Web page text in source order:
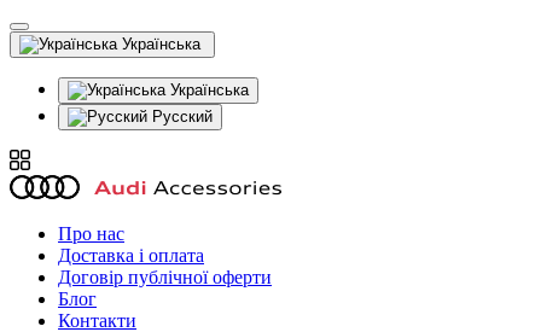
Українська
Українська
Русский
Про нас
Доставка і оплата
Договір публічної оферти
Блог
Контакти